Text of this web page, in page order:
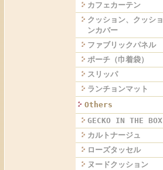
カフェカーテン
クッション、クッショ
ンカバー
ファブリックパネル
ポーチ（巾着袋）
スリッパ
ランチョンマット
Others
GECKO IN THE BOX
カルトナージュ
ローズタッセル
ヌードクッション